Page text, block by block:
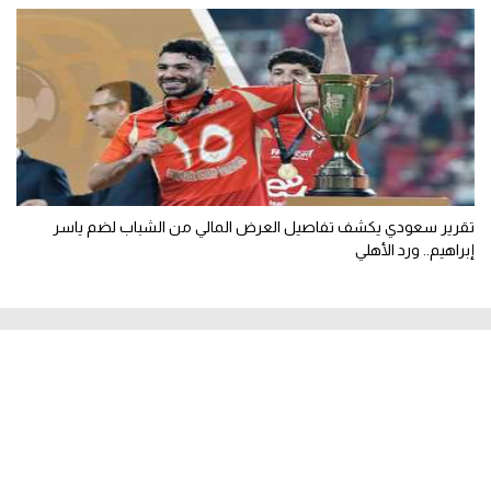
تقرير سعودي يكشف تفاصيل العرض المالي من الشباب لضم ياسر
إبراهيم.. ورد الأهلي